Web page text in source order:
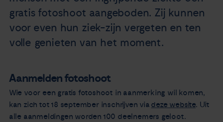
Over ons
Zorgverleners
gratis fotoshoot aangeboden. Zij kunnen
voor even hun ziek-zijn vergeten en ten
volle genieten van het moment.
Aanmelden fotoshoot
Wie voor een gratis fotoshoot in aanmerking wil komen,
kan zich tot 18 september inschrijven via deze website. Uit
alle aanmeldingen worden 100 deelnemers geloot.